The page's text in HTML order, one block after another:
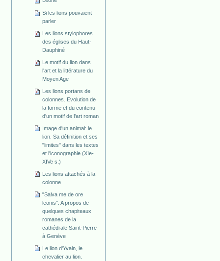
Si les lions pouvaient
parler
Les lions stylophores
des églises du Haut-
Dauphiné
Le motif du lion dans
l'art et la littérature du
Moyen Age
Les lions portans de
colonnes. Evolution de
la forme et du contenu
d'un motif de l'art roman
Image d'un animal: le
lion. Sa définition et ses
"limites" dans les textes
et l'iconographie (XIe-
XIVe s.)
Les lions attachés à la
colonne
"Salva me de ore
leonis". A propos de
quelques chapiteaux
romanes de la
cathédrale Saint-Pierre
à Genève
Le lion d'Yvain, le
chevalier au lion.